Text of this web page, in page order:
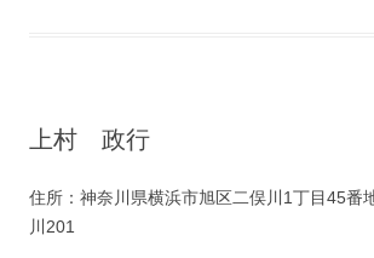
上村 政行
住所：神奈川県横浜市旭区二俣川1丁目45番
川201